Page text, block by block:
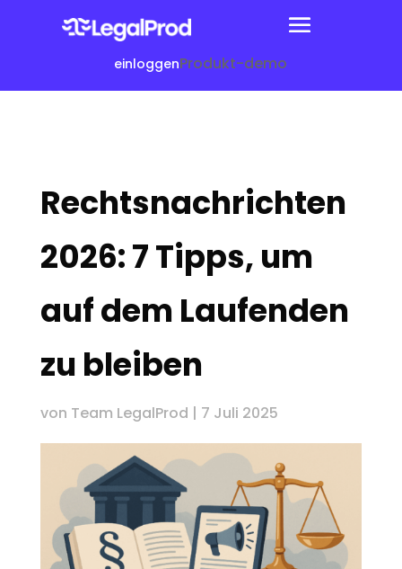
einloggenProdukt-demo
Rechtsnachrichten
2026: 7 Tipps, um
auf dem Laufenden
zu bleiben
von Team LegalProd | 7 Juli 2025